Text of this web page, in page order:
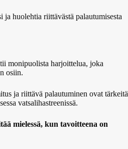
huolehtia riittävästä palautumisesta
monipuolista harjoittelua, joka
osiin.
ja riittävä palautuminen ovat tärkeitä
vatsalihastreenissä.
mielessä, kun tavoitteena on